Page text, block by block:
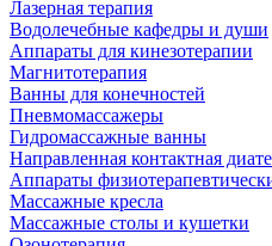
Лазерная терапия
Водолечебные кафедры и души
Аппараты для кинезотерапии
Магнитотерапия
Ванны для конечностей
Пневмомассажеры
Гидромассажные ванны
Направленная контактная
Аппараты
Массажные кресла
Массажные столы и кушетки